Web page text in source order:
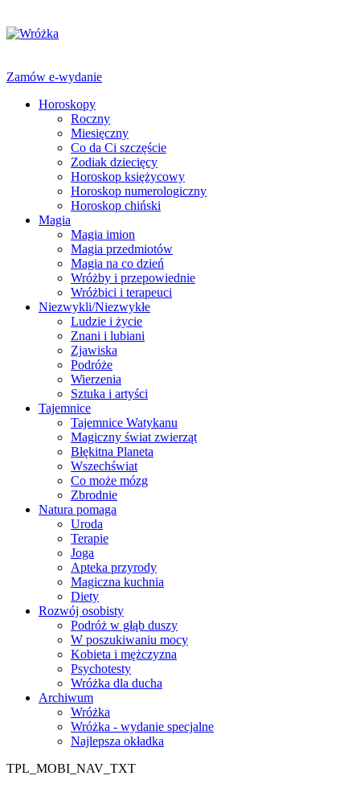
Zamów e-wydanie
Horoskopy
Roczny
Miesięczny
Co da Ci szczęście
Zodiak dziecięcy
Horoskop księżycowy
Horoskop numerologiczny
Horoskop chiński
Magia
Magia imion
Magia przedmiotów
Magia na co dzień
Wróżby i przepowiednie
Wróżbici i terapeuci
Niezwykli/Niezwykłe
Ludzie i życie
Znani i lubiani
Zjawiska
Podróże
Wierzenia
Sztuka i artyści
Tajemnice
Tajemnice Watykanu
Magiczny świat zwierząt
Błękitna Planeta
Wszechświat
Co może mózg
Zbrodnie
Natura pomaga
Uroda
Terapie
Joga
Apteka przyrody
Magiczna kuchnia
Diety
Rozwój osobisty
Podróż w głąb duszy
W poszukiwaniu mocy
Kobieta i mężczyzna
Psychotesty
Wróżka dla ducha
Archiwum
Wróżka
Wróżka - wydanie specjalne
Najlepsza okładka
TPL_MOBI_NAV_TXT